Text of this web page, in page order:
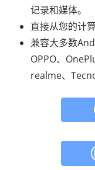
记录和媒体。
直接从您的计
兼容大多数
OPPO、
realme、